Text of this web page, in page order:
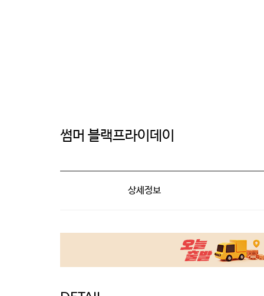
썸머 블랙프라이데이
상세정보